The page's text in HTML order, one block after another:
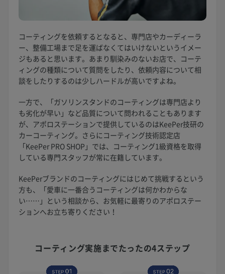
コーティングを依頼するとなると、専門店やカーディーラ
ー、整備工場まで足を運ばなくてはいけないというイメー
ジもあると思います。あまり馴染みのないお店で、コーテ
ィングの種類について質問をしたり、依頼内容について相
談をしたりするのは少しハードルが高いですよね。
一方で、「ガソリンスタンドのコーティングは専門店より
も劣化が早い」など品質について問われることもあります
が、アポロステーションで提供しているのはKeePer技研の
カーコーティング。さらにコーティング技術認定店
「KeePer PRO SHOP」では、コーティング1級資格を取得
している専門スタッフが常に在籍しています。
KeePerブランドのコーティングにはじめて挑戦するという
方も、「愛車に一番合うコーティングは何かわからな
い……」という相談から、お気軽に最寄りのアポロステー
ションへお立ち寄りください！
コーティング実施までたったの4ステップ